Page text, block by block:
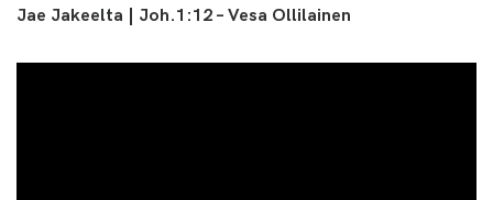
Jae Jakeelta | Joh.1:12 – Vesa Ollilainen